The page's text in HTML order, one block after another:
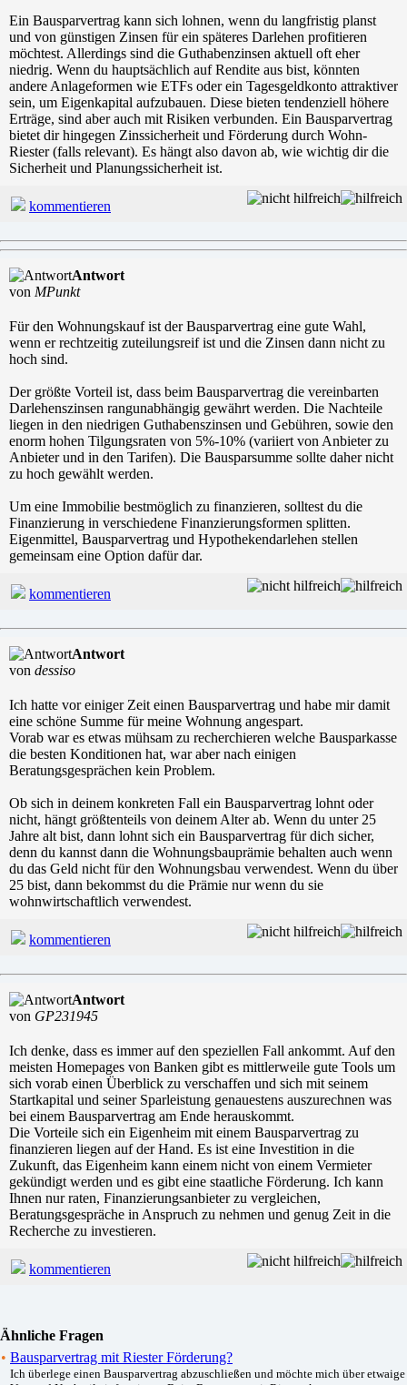
Ein Bausparvertrag kann sich lohnen, wenn du langfristig planst
und von günstigen Zinsen für ein späteres Darlehen profitieren
möchtest. Allerdings sind die Guthabenzinsen aktuell oft eher
niedrig. Wenn du hauptsächlich auf Rendite aus bist, könnten
andere Anlageformen wie ETFs oder ein Tagesgeldkonto attraktiver
sein, um Eigenkapital aufzubauen. Diese bieten tendenziell höhere
Erträge, sind aber auch mit Risiken verbunden. Ein Bausparvertrag
bietet dir hingegen Zinssicherheit und Förderung durch Wohn-
Riester (falls relevant). Es hängt also davon ab, wie wichtig dir die
Sicherheit und Planungssicherheit ist.
kommentieren
Antwort
von MPunkt
Für den Wohnungskauf ist der Bausparvertrag eine gute Wahl,
wenn er rechtzeitig zuteilungsreif ist und die Zinsen dann nicht zu
hoch sind.
Der größte Vorteil ist, dass beim Bausparvertrag die vereinbarten
Darlehenszinsen rangunabhängig gewährt werden. Die Nachteile
liegen in den niedrigen Guthabenszinsen und Gebühren, sowie den
enorm hohen Tilgungsraten von 5%-10% (variiert von Anbieter zu
Anbieter und in den Tarifen). Die Bausparsumme sollte daher nicht
zu hoch gewählt werden.
Um eine Immobilie bestmöglich zu finanzieren, solltest du die
Finanzierung in verschiedene Finanzierungsformen splitten.
Eigenmittel, Bausparvertrag und Hypothekendarlehen stellen
gemeinsam eine Option dafür dar.
kommentieren
Antwort
von dessiso
Ich hatte vor einiger Zeit einen Bausparvertrag und habe mir damit
eine schöne Summe für meine Wohnung angespart.
Vorab war es etwas mühsam zu recherchieren welche Bausparkasse
die besten Konditionen hat, war aber nach einigen
Beratungsgesprächen kein Problem.
Ob sich in deinem konkreten Fall ein Bausparvertrag lohnt oder
nicht, hängt größtenteils von deinem Alter ab. Wenn du unter 25
Jahre alt bist, dann lohnt sich ein Bausparvertrag für dich sicher,
denn du kannst dann die Wohnungsbauprämie behalten auch wenn
du das Geld nicht für den Wohnungsbau verwendest. Wenn du über
25 bist, dann bekommst du die Prämie nur wenn du sie
wohnwirtschaftlich verwendest.
kommentieren
Antwort
von GP231945
Ich denke, dass es immer auf den speziellen Fall ankommt. Auf den
meisten Homepages von Banken gibt es mittlerweile gute Tools um
sich vorab einen Überblick zu verschaffen und sich mit seinem
Startkapital und seiner Sparleistung genauestens auszurechnen was
bei einem Bausparvertrag am Ende herauskommt.
Die Vorteile sich ein Eigenheim mit einem Bausparvertrag zu
finanzieren liegen auf der Hand. Es ist eine Investition in die
Zukunft, das Eigenheim kann einem nicht von einem Vermieter
gekündigt werden und es gibt eine staatliche Förderung. Ich kann
Ihnen nur raten, Finanzierungsanbieter zu vergleichen,
Beratungsgespräche in Anspruch zu nehmen und genug Zeit in die
Recherche zu investieren.
kommentieren
Ähnliche Fragen
• Bausparvertrag mit Riester Förderung?
Ich überlege einen Bausparvertrag abzuschließen und möchte mich über etwaige